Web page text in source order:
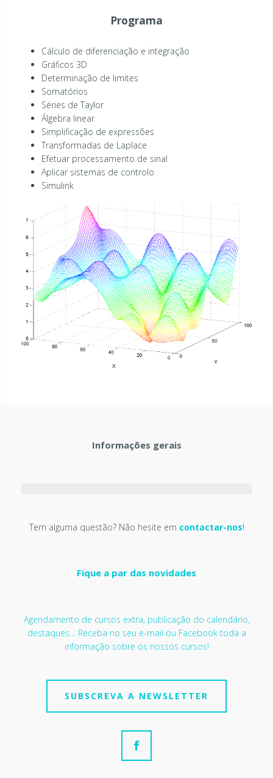
Programa
Cálculo de diferenciação e integração
Gráficos 3D
Determinação de limites
Somatórios
Séries de Taylor
Álgebra linear
Simplificação de expressões
Transformadas de Laplace
Efetuar processamento de sinal
Aplicar sistemas de controlo
Simulink
Informações gerais
Tem alguma questão? Não hesite em contactar-nos!
Fique a par das novidades
Agendamento de cursos extra, publicação do calendário,
destaques… Receba no seu e-mail ou Facebook toda a
informação sobre os nossos cursos!
SUBSCREVA A NEWSLETTER